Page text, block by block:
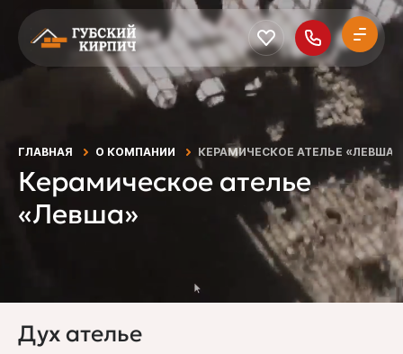
ГЛАВНАЯ О КОМПАНИИ КЕРАМИЧЕСКОЕ АТЕЛЬЕ «ЛЕВША»
Керамическое ателье
«Левша»
Дух ателье